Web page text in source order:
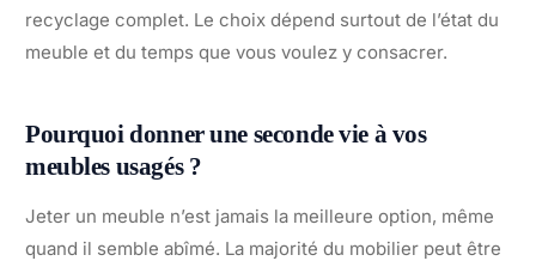
recyclage complet. Le choix dépend surtout de l’état du
meuble et du temps que vous voulez y consacrer.
Pourquoi donner une seconde vie à vos
meubles usagés ?
Jeter un meuble n’est jamais la meilleure option, même
quand il semble abîmé. La majorité du mobilier peut être